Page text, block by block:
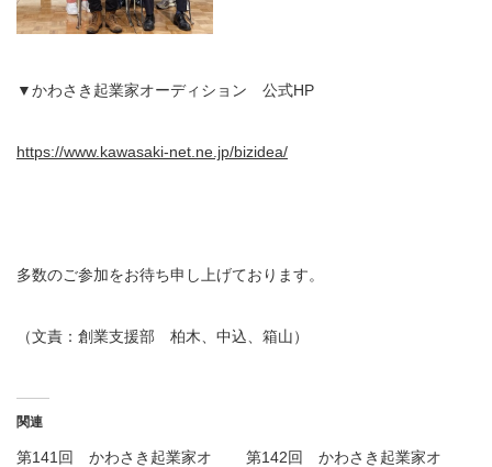
▼かわさき起業家オーディション 公式HP
https://www.kawasaki-net.ne.jp/bizidea/
多数のご参加をお待ち申し上げております。
（文責：創業支援部 柏木、中込、箱山）
関連
第141回 かわさき起業家オ
第142回 かわさき起業家オ